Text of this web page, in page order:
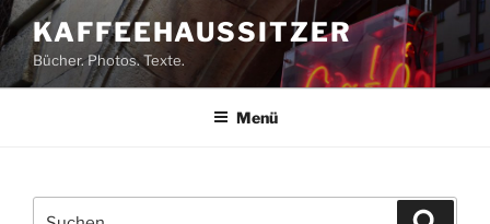
Zum
Inhalt
springen
KAFFEEHAUSSITZER
Bücher. Photos. Texte.
Menü